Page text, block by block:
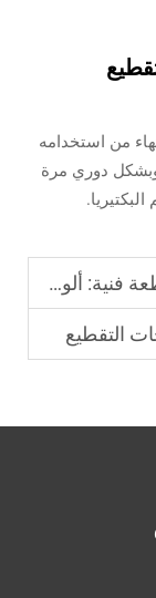
من استخدامه
وبشكل دوري مرة
خشبية مخصصة
التقطيع